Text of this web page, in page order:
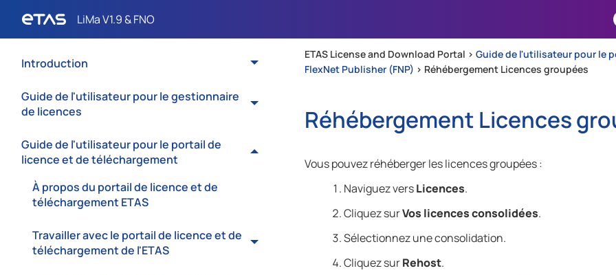
Introduction
Guide de l'utilisateur pour le gestionnaire
de licences
Guide de l'utilisateur pour le portail de
licence et de téléchargement
À propos du portail de licence et de
téléchargement ETAS
Travailler avec le portail de licence et de
téléchargement de l'ETAS
ETAS License and Download Portal > Guide de l'utilisateur pour le
FlexNet Publisher (FNP) > Réhébergement Licences groupées
Réhébergement Licences
Vous pouvez réhéberger les licences groupées :
Naviguez versLicences.
Cliquez surVos licences consolidées.
Sélectionnez une consolidation.
Cliquez surRehost.